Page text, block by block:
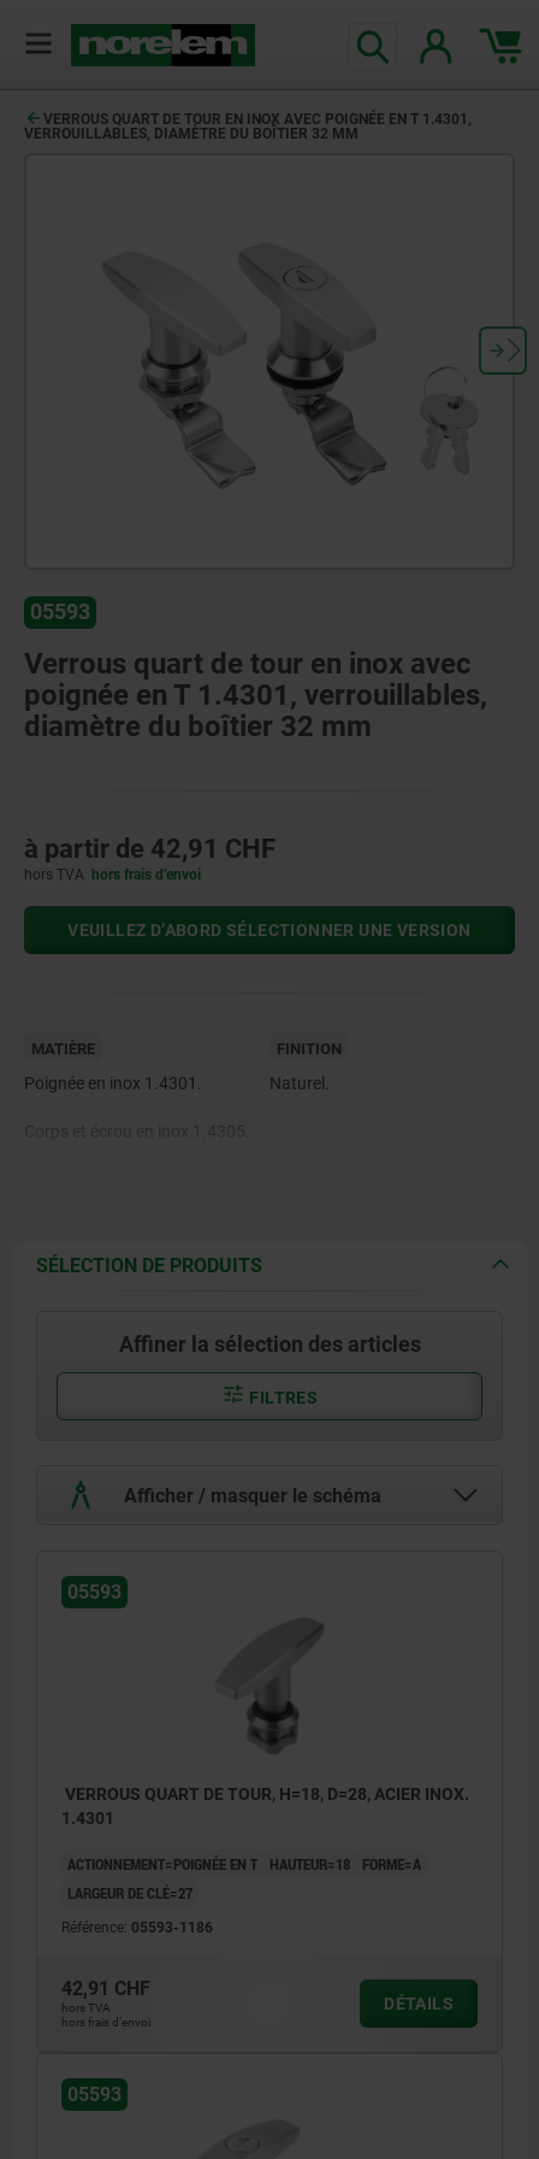
VERROUS QUART DE TOUR EN INOX AVEC POIGNÉE EN T 1.4301,
VERROUILLABLES, DIAMÈTRE DU BOÎTIER 32 MM
05593
Verrous quart de tour en inox avec
poignée en T 1.4301, verrouillables,
diamètre du boîtier 32 mm
à partir de 42,91 CHF
hors TVA hors frais d’envoi
VEUILLEZ D’ABORD SÉLECTIONNER UNE VERSION
MATIÈRE
Poignée en inox 1.4301.
FINITION
Naturel.
SÉLECTION DE PRODUITS
Affiner la sélection des articles
FILTRES
Afficher / masquer le schéma
05593
VERROUS QUART DE TOUR, H=18, D=28, ACIER INOX.
1.4301
ACTIONNEMENT=POIGNÉE EN T HAUTEUR=18
FORME=A
LARGEUR DE CLÉ=27
Référence: 05593-1186
42,91 CHF
hors TVA
hors frais d’envoi
DÉTAILS
05593